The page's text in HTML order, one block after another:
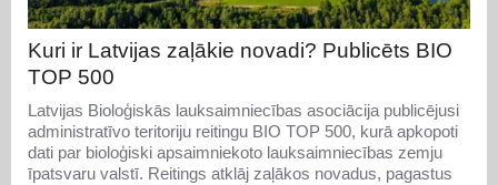
Kuri ir Latvijas zaļākie novadi? Publicēts BIO
TOP 500
Latvijas Bioloģiskās lauksaimniecības asociācija publicējusi
administratīvo teritoriju reitingu BIO TOP 500, kurā apkopoti
dati par bioloģiski apsaimniekoto lauksaimniecības zemju
īpatsvaru valstī. Reitings atklāj zaļākos novadus, pagastus